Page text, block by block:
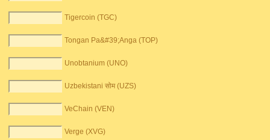
Tigercoin (TGC)
Tongan Pa&#39;Anga (TOP)
Unobtanium (UNO)
Uzbekistani सोम (UZS)
VeChain (VEN)
Verge (XVG)